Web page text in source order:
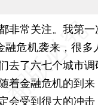
常关注。我第一
危机袭来，很多
去了六七个城市
着金融危机的到
会受到很大的冲击